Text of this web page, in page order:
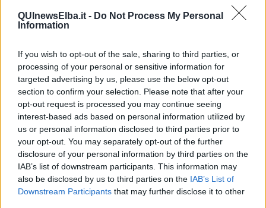
QUInewsElba.it - Do Not Process My Personal
Information
If you wish to opt-out of the sale, sharing to third parties, or
processing of your personal or sensitive information for
targeted advertising by us, please use the below opt-out
section to confirm your selection. Please note that after your
opt-out request is processed you may continue seeing
interest-based ads based on personal information utilized by
us or personal information disclosed to third parties prior to
your opt-out. You may separately opt-out of the further
disclosure of your personal information by third parties on the
IAB’s list of downstream participants. This information may
also be disclosed by us to third parties on the IAB’s List of
Downstream Participants that may further disclose it to other
Venerdì 14 gli sportelli commerciali di Asa spa resteranno
chiusi in occasioni delle festività pasquali, le attività
riprenderanno il 18 aprile
PORTOFERRAIO — In occasione della giornata lavorativa
prefestiva (festività di Pasqua)venerdì 14 aprile gli sportelli
commercialia contatto diretto col pubblico e il call center
resteranno chiusi.
Ciò vale per gli sportelli di Livorno, Cecina, Portoferraio,Volterra e
Venturina. Le attività commerciali riprenderanno regolarmente
martedì 18 aprile.